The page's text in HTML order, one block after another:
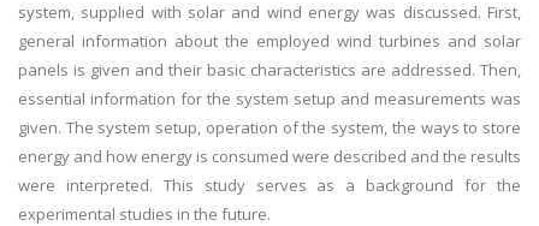
system, supplied with solar and wind energy was discussed. First,
general information about the employed wind turbines and solar
panels is given and their basic characteristics are addressed. Then,
essential information for the system setup and measurements was
given. The system setup, operation of the system, the ways to store
energy and how energy is consumed were described and the results
were interpreted. This study serves as a background for the
experimental studies in the future.